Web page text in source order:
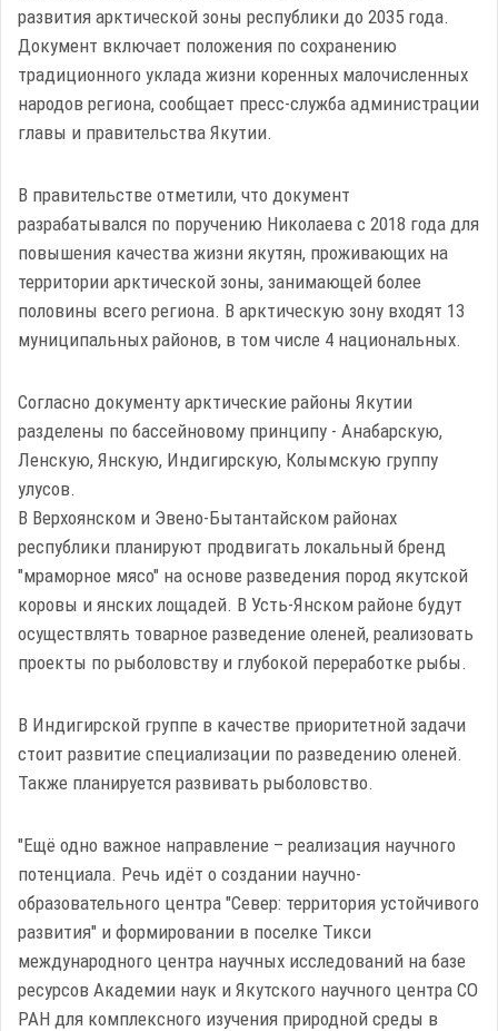
развития арктической зоны республики до 2035 года.
Документ включает положения по сохранению
традиционного уклада жизни коренных малочисленных
народов региона, сообщает пресс-служба администрации
главы и правительства Якутии.
В правительстве отметили, что документ
разрабатывался по поручению Николаева с 2018 года для
повышения качества жизни якутян, проживающих на
территории арктической зоны, занимающей более
половины всего региона. В арктическую зону входят 13
муниципальных районов, в том числе 4 национальных.
Согласно документу арктические районы Якутии
разделены по бассейновому принципу - Анабарскую,
Ленскую, Янскую, Индигирскую, Колымскую группу
улусов.
В Верхоянском и Эвено-Бытантайском районах
республики планируют продвигать локальный бренд
"мраморное мясо" на основе разведения пород якутской
коровы и янских лощадей. В Усть-Янском районе будут
осуществлять товарное разведение оленей, реализовать
проекты по рыболовству и глубокой переработке рыбы.
В Индигирской группе в качестве приоритетной задачи
стоит развитие специализации по разведению оленей.
Также планируется развивать рыболовство.
"Ещё одно важное направление – реализация научного
потенциала. Речь идёт о создании научно-
образовательного центра "Север: территория устойчивого
развития" и формировании в поселке Тикси
международного центра научных исследований на базе
ресурсов Академии наук и Якутского научного центра СО
РАН для комплексного изучения природной среды в